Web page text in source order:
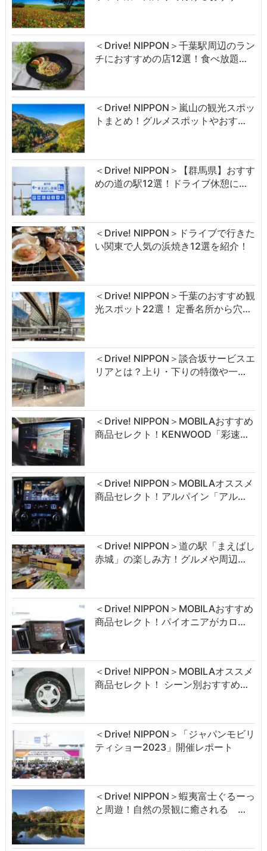
＜Drive! NIPPON＞千葉駅周辺のラン
チにおすすめの店12選！食べ放題…
＜Drive! NIPPON＞嵐山の観光スポッ
トまとめ！グルメスポットやおす…
＜Drive! NIPPON＞【群馬県】おすす
めの道の駅12選！ドライブ休憩に…
＜Drive! NIPPON＞ドライブで行きた
い関東で人気の浜焼き12選を紹介！
＜Drive! NIPPON＞千葉のおすすめ観
光スポット22選！ 定番名所から穴…
＜Drive! NIPPON＞談合坂サービスエ
リアとは？上り・下りの特徴や一…
＜Drive! NIPPON＞MOBILAおすすめ
商品セレクト！KENWOOD「彩速…
＜Drive! NIPPON＞MOBILAオススメ
商品セレクト！アルパイン「アル…
＜Drive! NIPPON＞道の駅「まえばし
赤城」の楽しみ方！グルメや周辺…
＜Drive! NIPPON＞MOBILAおすすめ
商品セレクト！パイオニアがカロ…
＜Drive! NIPPON＞MOBILAオススメ
商品セレクト！ シーン別おすすめ…
＜Drive! NIPPON＞「ジャパンモビリ
ティショー2023」開催レポート
＜Drive! NIPPON＞蝦夷富士ぐるーっ
と周遊！自然の景観に癒される …